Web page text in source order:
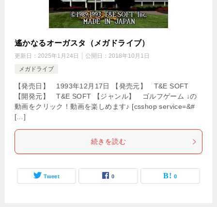
遙かなるオーガスタ（メガドライブ）
更新日： 2025年1月24日 公開日： 2018年10月1日
メガドライブ
【発売日】 1993年12月17日 【発売元】 T&E SOFT
【開発元】 T&E SOFT 【ジャンル】 ゴルフゲーム ↓の
動画をクリック！動画を楽しめます♪ [csshop service=&#
[…]
続きを読む
Tweet 0 0